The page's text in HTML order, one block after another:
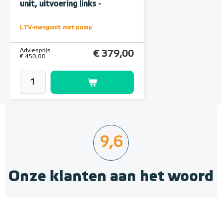
unit, uitvoering links -
LTV-mengunit met pomp
Adviesprijs
€ 450,00
€ 379,00
9,6
Onze klanten aan het woord